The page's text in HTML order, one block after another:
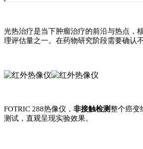
光热治疗是当下肿瘤治疗的前沿与热点，
理评估量之一。在药物研究阶段需要确认
FOTRIC 288热像仪， 非接触检测整个癌变
测试，直观呈现实验效果。